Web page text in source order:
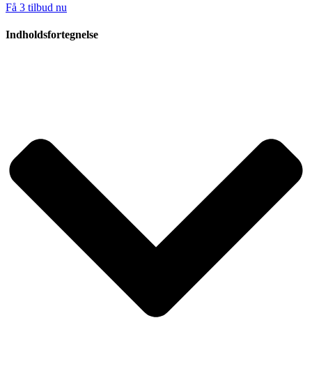
Få 3 tilbud nu
Indholdsfortegnelse